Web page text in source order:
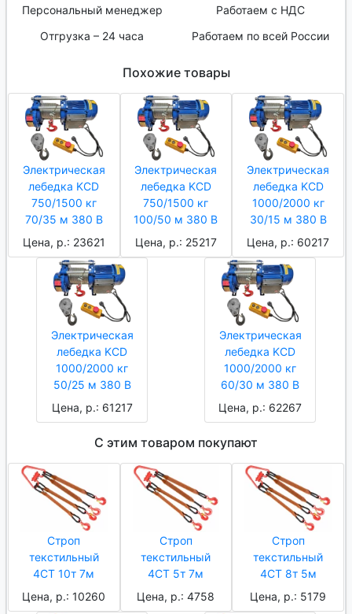
Персональный менеджер
Работаем с НДС
Отгрузка – 24 часа
Работаем по всей России
Похожие товары
Электрическая
лебедка KCD
750/1500 кг
70/35 м 380 В
Цена, р.: 23621
Электрическая
лебедка KCD
750/1500 кг
100/50 м 380 В
Цена, р.: 25217
Электрическая
лебедка KCD
1000/2000 кг
30/15 м 380 В
Цена, р.: 60217
Электрическая
лебедка KCD
1000/2000 кг
50/25 м 380 В
Цена, р.: 61217
Электрическая
лебедка KCD
1000/2000 кг
60/30 м 380 В
Цена, р.: 62267
С этим товаром покупают
Строп
текстильный
4СТ 10т 7м
Цена, р.: 10260
Строп
текстильный
4СТ 5т 7м
Цена, р.: 4758
Строп
текстильный
4СТ 8т 5м
Цена, р.: 5179